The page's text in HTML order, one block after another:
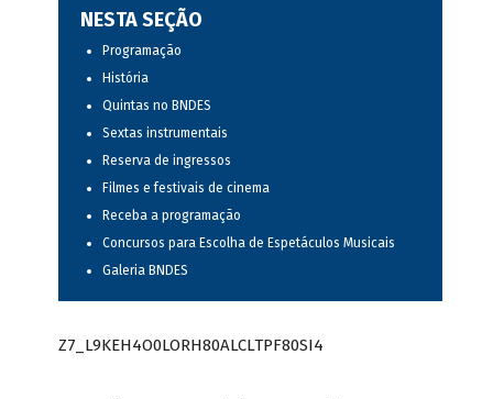
NESTA SEÇÃO
Programação
História
Quintas no BNDES
Sextas instrumentais
Reserva de ingressos
Filmes e festivais de cinema
Receba a programação
Concursos para Escolha de Espetáculos Musicais
Galeria BNDES
Z7_L9KEH4O0LORH80ALCLTPF80SI4